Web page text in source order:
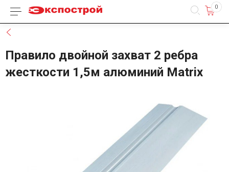
Каталог товаров 0
Правило двойной захват 2 ребра
жесткости 1,5м алюминий Matrix